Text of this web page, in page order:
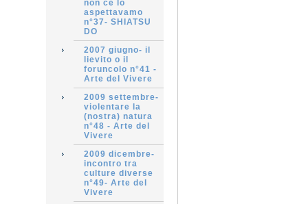
non ce lo
aspettavamo
n°37- SHIATSU
DO
2007 giugno- il
lievito o il
foruncolo n°41 -
Arte del Vivere
2009 settembre-
violentare la
(nostra) natura
n°48 - Arte del
Vivere
2009 dicembre-
incontro tra
culture diverse
n°49- Arte del
Vivere